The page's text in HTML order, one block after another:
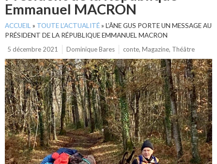
Emmanuel MACRON
ACCUEIL » TOUTE L’ACTUALITÉ» L’ÂNE GUS PORTE UN MESSAGE AU
PRÉSIDENT DE LA RÉPUBLIQUE EMMANUEL MACRON
5 décembre 2021
Dominique Bares conte, Magazine, Théâtre